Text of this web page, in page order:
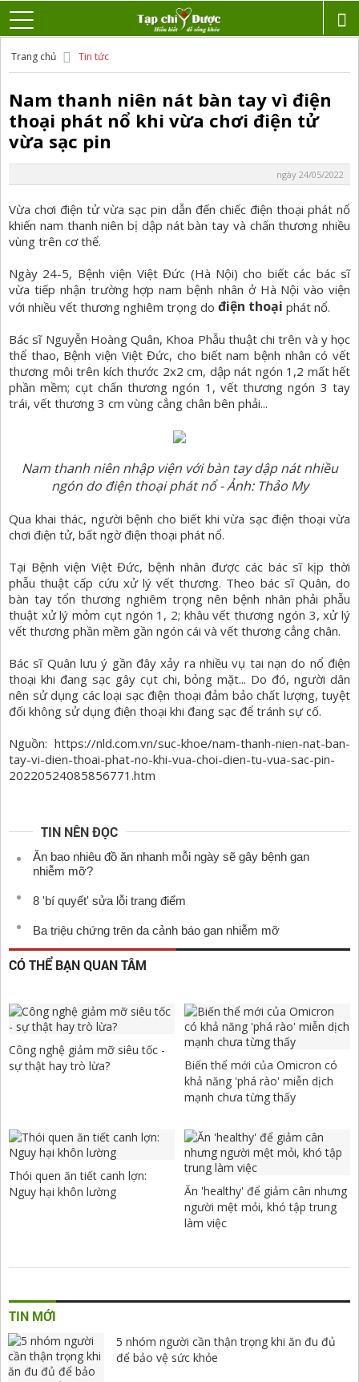
Trang chủ Tin tức
Nam thanh niên nát bàn tay vì điện
thoại phát nổ khi vừa chơi điện tử
vừa sạc pin
ngày 24/05/2022
Vừa chơi điện tử vừa sạc pin dẫn đến chiếc điện thoại phát nổ
khiến nam thanh niên bị dập nát bàn tay và chấn thương nhiều
vùng trên cơ thể.
Ngày 24-5, Bệnh viện Việt Đức (Hà Nội) cho biết các bác sĩ
vừa tiếp nhận trường hợp nam bệnh nhân ở Hà Nội vào viện
với nhiều vết thương nghiêm trọng do điện thoại phát nổ.
Bác sĩ Nguyễn Hoàng Quân, Khoa Phẫu thuật chi trên và y học
thể thao, Bệnh viện Việt Đức, cho biết nam bệnh nhân có vết
thương môi trên kích thước 2x2 cm, dập nát ngón 1,2 mất hết
phần mềm; cụt chấn thương ngón 1, vết thương ngón 3 tay
trái, vết thương 3 cm vùng cẳng chân bên phải...
Nam thanh niên nhập viện với bàn tay dập nát nhiều
ngón do điện thoại phát nổ - Ảnh: Thảo My
Qua khai thác, người bệnh cho biết khi vừa sạc điện thoại vừa
chơi điện tử, bất ngờ điện thoại phát nổ.
Tại Bệnh viện Việt Đức, bệnh nhân được các bác sĩ kịp thời
phẫu thuật cấp cứu xử lý vết thương. Theo bác sĩ Quân, do
bàn tay tổn thương nghiêm trọng nên bệnh nhân phải phẫu
thuật xử lý mỏm cụt ngón 1, 2; khâu vết thương ngón 3, xử lý
vết thương phần mềm gần ngón cái và vết thương cẳng chân.
Bác sĩ Quân lưu ý gần đây xảy ra nhiều vụ tai nạn do nổ điện
thoại khi đang sạc gây cụt chi, bỏng mặt... Do đó, người dân
nên sử dụng các loại sạc điện thoại đảm bảo chất lượng, tuyệt
đối không sử dụng điện thoại khi đang sạc để tránh sự cố.
Nguồn: https://nld.com.vn/suc-khoe/nam-thanh-nien-nat-ban-
tay-vi-dien-thoai-phat-no-khi-vua-choi-dien-tu-vua-sac-pin-
20220524085856771.htm
TIN NÊN ĐỌC
Ăn bao nhiêu đồ ăn nhanh mỗi ngày sẽ gây bệnh gan
nhiễm mỡ?
8 'bí quyết' sửa lỗi trang điểm
Ba triệu chứng trên da cảnh báo gan nhiễm mỡ
CÓ THỂ BẠN QUAN TÂM
Công nghệ giảm mỡ siêu tốc -
sự thật hay trò lừa?
Biến thể mới của Omicron có
khả năng 'phá rào' miễn dịch
mạnh chưa từng thấy
Thói quen ăn tiết canh lợn:
Nguy hại khôn lường
Ăn 'healthy' để giảm cân nhưng
người mệt mỏi, khó tập trung
làm việc
TIN MỚI
5 nhóm người cần thận trọng khi ăn đu đủ
để bảo vệ sức khỏe